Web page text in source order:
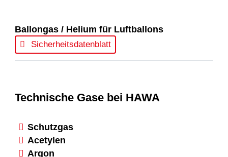
Ballongas / Helium für Luftballons
Sicherheitsdatenblatt
Technische Gase bei HAWA
Schutzgas
Acetylen
Argon